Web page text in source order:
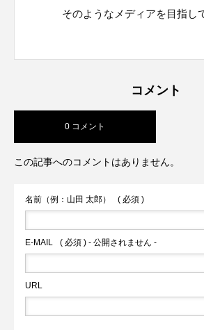
そのようなメディアを目指し
コメント
0 コメント
この記事へのコメントはありません。
名前（例：山田 太郎） ( 必須 )
E-MAIL ( 必須 ) - 公開されません -
URL